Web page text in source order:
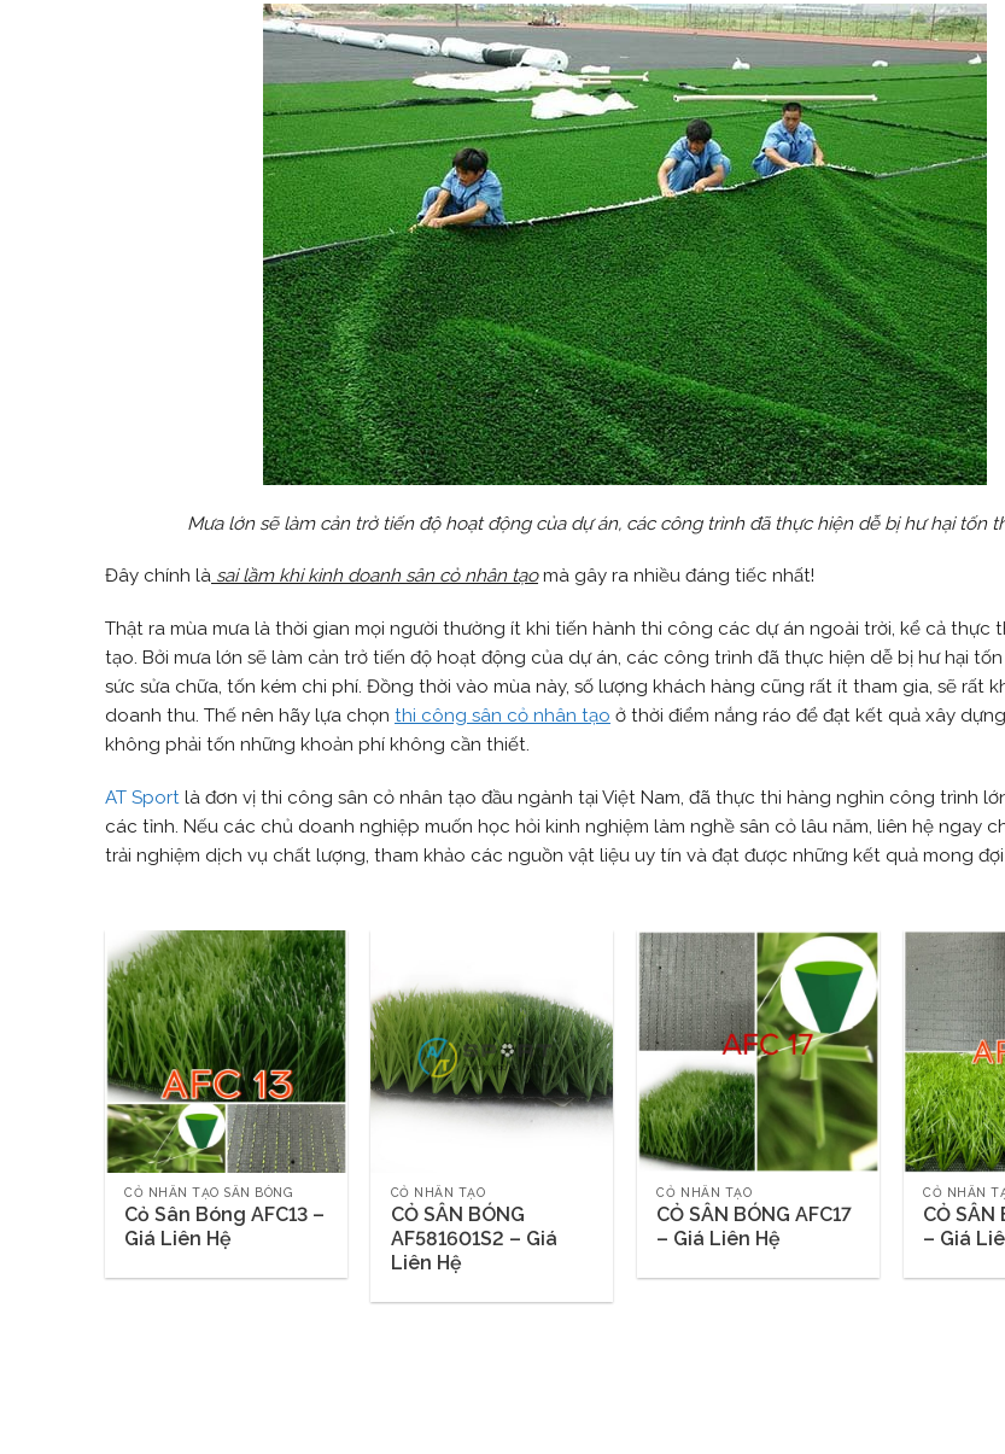
Mưa lớn sẽ làm cản trở tiến độ hoạt động của dự án, các công trình đã thực hiện dễ bị hư hại tốn
Đây chính là sai lầm khi kinh doanh sân cỏ nhân tạomà gây ra nhiều đáng tiếc nhất!
Thật ra mùa mưa là thời gian mọi người thường ít khi tiến hành thi công các dự án ngoài trời, kể cả thực
tạo. Bởi mưa lớn sẽ làm cản trở tiến độ hoạt động của dự án, các công trình đã thực hiện dễ bị hư hại
sức sửa chữa, tốn kém chi phí. Đồng thời vào mùa này, số lượng khách hàng cũng rất ít tham gia, sẽ rất
doanh thu. Thế nên hãy lựa chọn thi công sân cỏ nhân tạo ở thời điểm nắng ráo để đạt kết quả xây
không phải tốn những khoản phí không cần thiết.
AT Sport là đơn vị thi công sân cỏ nhân tạo đầu ngành tại Việt Nam, đã thực thi hàng nghìn công trình
các tỉnh. Nếu các chủ doanh nghiệp muốn học hỏi kinh nghiệm làm nghề sân cỏ lâu năm, liên hệ ngay
trải nghiệm dịch vụ chất lượng, tham khảo các nguồn vật liệu uy tín và đạt được những kết quả mong đợi
CỎ NHÂN TẠO SÂN BÓNG
Cỏ Sân Bóng AFC13 –
Giá Liên Hệ
CỎ NHÂN TẠO
CỎ SÂN BÓNG
AF581601S2 – Giá
Liên Hệ
CỎ NHÂN TẠO
CỎ SÂN BÓNG AFC17
– Giá Liên Hệ
CỎ NHÂN
CỎ SÂN
– Giá